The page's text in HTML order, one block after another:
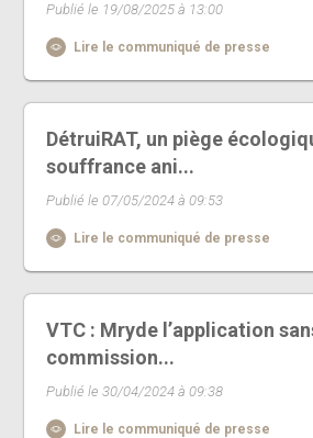
Publié le 19/08/2025 à 13:00
Lire le communiqué de presse
DétruiRAT, un piège
souffrance ani...
Publié le 07/05/2024 à 09:53
Lire le communiqué de presse
VTC : Mryde l’application
commission...
Publié le 30/04/2024 à 09:38
Lire le communiqué de presse